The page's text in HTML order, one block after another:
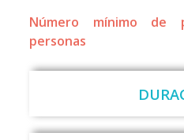
Número mínimo de
personas